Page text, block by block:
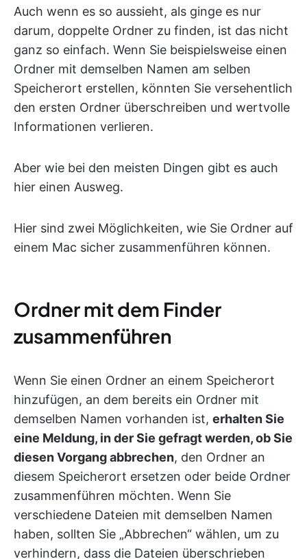
Auch wenn es so aussieht, als ginge es nur
darum, doppelte Ordner zu finden, ist das nicht
ganz so einfach. Wenn Sie beispielsweise einen
Ordner mit demselben Namen am selben
Speicherort erstellen, könnten Sie versehentlich
den ersten Ordner überschreiben und wertvolle
Informationen verlieren.
Aber wie bei den meisten Dingen gibt es auch
hier einen Ausweg.
Hier sind zwei Möglichkeiten, wie Sie Ordner auf
einem Mac sicher zusammenführen können.
Ordner mit dem Finder
zusammenführen
Wenn Sie einen Ordner an einem Speicherort
hinzufügen, an dem bereits ein Ordner mit
demselben Namen vorhanden ist, erhalten Sie
eine Meldung, in der Sie gefragt werden, ob Sie
diesen Vorgang abbrechen, den Ordner an
diesem Speicherort ersetzen oder beide Ordner
zusammenführen möchten. Wenn Sie
verschiedene Dateien mit demselben Namen
haben, sollten Sie „Abbrechen“ wählen, um zu
verhindern, dass die Dateien überschrieben